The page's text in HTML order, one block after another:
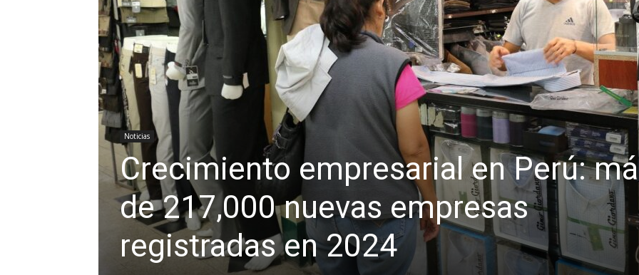
Noticias
Crecimiento empresarial en Perú:
de 217,000 nuevas empresas
registradas en 2024